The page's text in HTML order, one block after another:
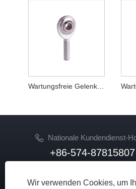
Wartungsfreie Gelenkköpfe SA-PK
Nationale Kundendienst-
+86-574-87815807
sale02@hkdongzhou.com
Wir verwenden Cookies, um